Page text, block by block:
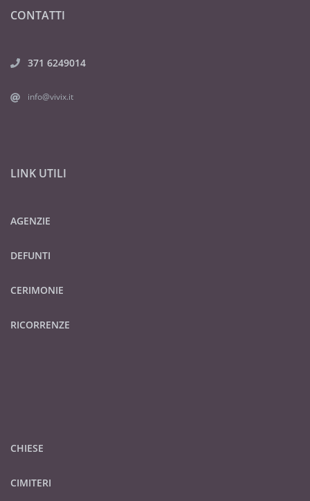
CONTATTI
371 6249014
info@vivix.it
LINK UTILI
AGENZIE
DEFUNTI
CERIMONIE
RICORRENZE
CHIESE
CIMITERI